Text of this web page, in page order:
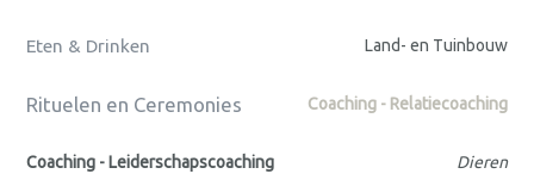
Eten & Drinken Land- en Tuinbouw
Rituelen en Ceremonies Coaching - Relatiecoaching
Coaching - Leiderschapscoaching Dieren